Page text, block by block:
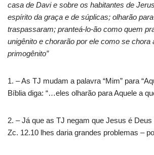
casa de Davi e sobre os habitantes de
espírito da graça e de súplicas; olharão
traspassaram; pranteá-lo-ão como quem
unigênito e chorarão por ele como se chora
primogênito”
1. – As TJ mudam a palavra “Mim” para
Bíblia diga: “…eles olharão para Aquele a
2. – Já que as TJ negam que Jesus é
Zc. 12.10 lhes daria grandes problemas –